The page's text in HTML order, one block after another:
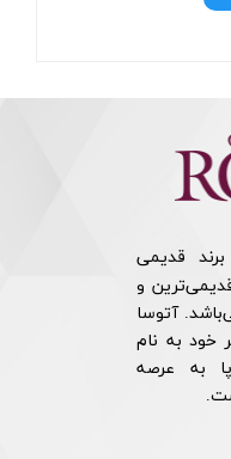
قدیمی
و
آتوسا
خود به نام
به عرصه